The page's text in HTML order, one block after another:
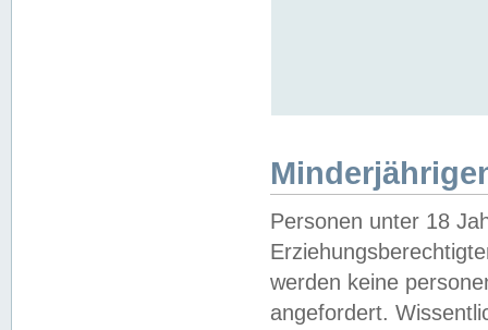
Personen unter 18
werden keine
angefordert.